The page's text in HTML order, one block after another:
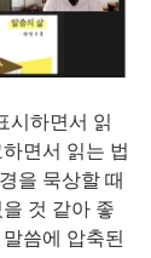
시하면서 읽
면서 읽는 법
을 묵상할 때
것 같아 좋
씀에 압축된